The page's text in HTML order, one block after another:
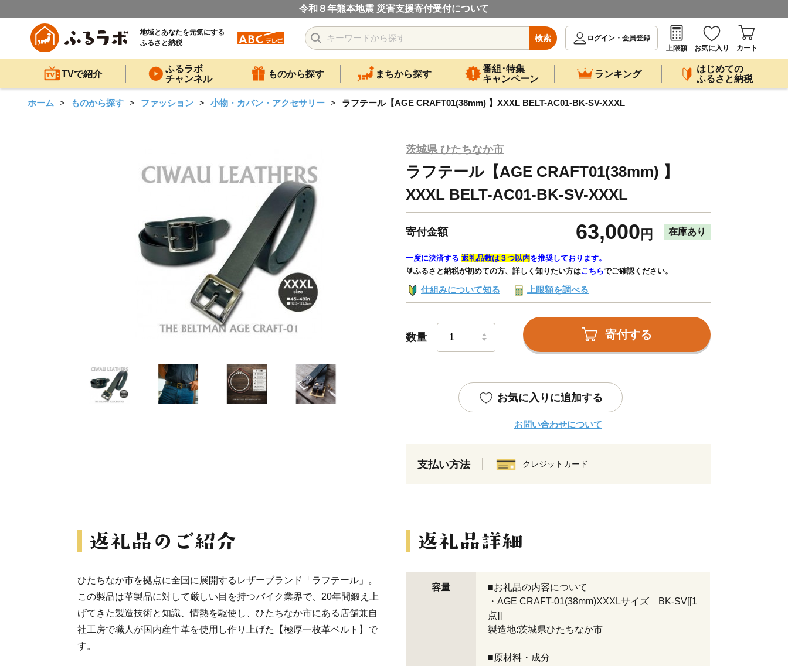
令和８年熊本地震 災害支援寄付受付について
地域とあなたを元気にする
ふるさと納税
検索
ログイン・会員登録
上限額
お気に入り カート
TVで紹介
ふるラボ
チャンネル
ものから探す まちから探す
番組･特集
キャンペーン
ランキング
はじめての
ふるさと納税
ホーム ものから探す ファッション 小物・カバン・アクセサリー ラフテール【AGE CRAFT01(38mm) 】XXXL BELT-AC01-BK-SV-XXXL
茨城県 ひたちなか市
ラフテール【AGE CRAFT01(38mm) 】
XXXL BELT-AC01-BK-SV-XXXL
寄付金額 63,000 円 在庫あり
一度に決済する 返礼品数は３つ以内を推奨しております。
🔰ふるさと納税が初めての方、詳しく知りたい方はこちらでご確認ください。
仕組みについて知る 上限額を調べる
数量 寄付する
お気に入りに追加する
お問い合わせについて
支払い方法 クレジットカード
ひたちなか市を拠点に全国に展開するレザーブランド「ラフテール」。
この製品は革製品に対して厳しい目を持つバイク業界で、20年間鍛え上
げてきた製造技術と知識、情熱を駆使し、ひたちなか市にある店舗兼自
社工房で職人が国内産牛革を使用し作り上げた【極厚一枚革ベルト】で
す。
容量
■お礼品の内容について
・AGE CRAFT-01(38mm)XXXLサイズ BK-SV[[1
点]]
製造地:茨城県ひたちなか市
■原材料・成分